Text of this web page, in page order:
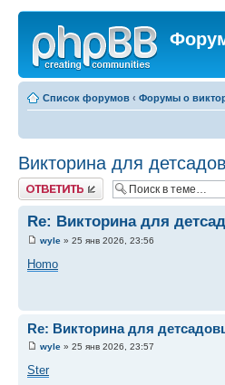
Список форумов ‹ Форумы о
Викторина для
Ответить
Re: Викторина для
wyle » 25 янв 2026, 23:56
Homo
Re: Викторина для
wyle » 25 янв 2026, 23:57
Ster